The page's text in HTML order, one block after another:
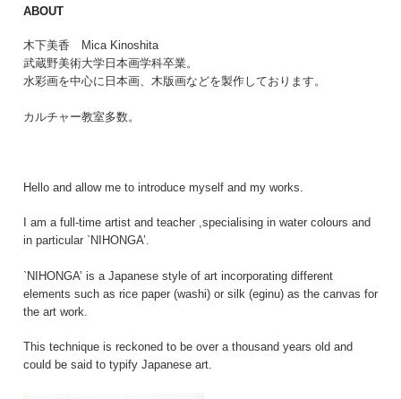
ABOUT
木下美香 Mica Kinoshita
武蔵野美術大学日本画学科卒業。
水彩画を中心に日本画、木版画などを製作しております。
カルチャー教室多数。
Hello and allow me to introduce myself and my works.
I am a full-time artist and teacher ,specialising in water colours and
in particular `NIHONGA’.
`NIHONGA’ is a Japanese style of art incorporating different
elements such as rice paper (washi) or silk (eginu) as the canvas for
the art work.
This technique is reckoned to be over a thousand years old and
could be said to typify Japanese art.